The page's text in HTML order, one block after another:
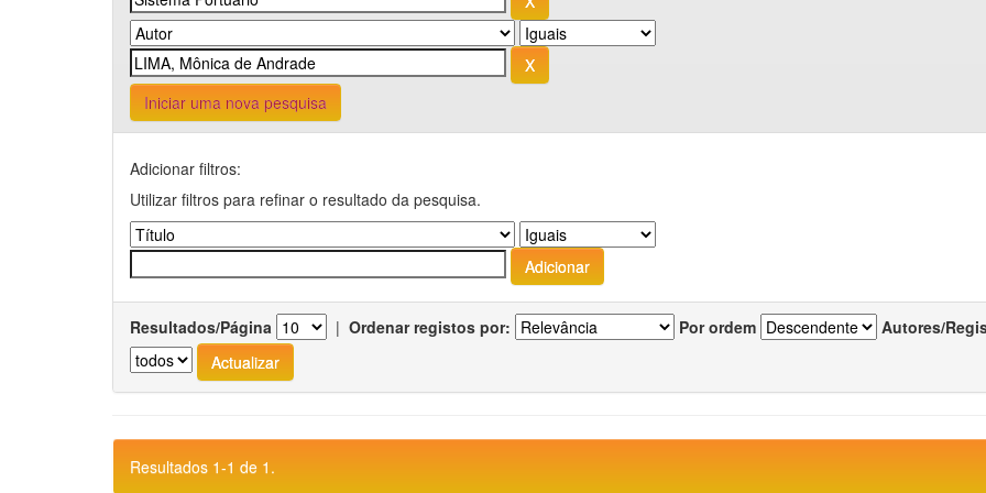
Iniciar uma nova pesquisa
Adicionar filtros:
Utilizar filtros para refinar o resultado da pesquisa.
Resultados/Página | Ordenar registos por: Por ordem Autores/
Resultados 1-1 de 1.